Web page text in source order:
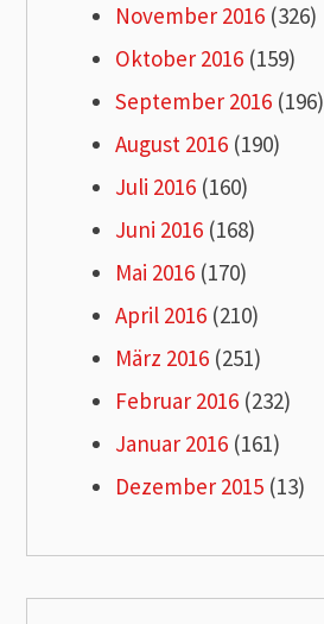
November 2016 (326)
Oktober 2016 (159)
September 2016 (196)
August 2016 (190)
Juli 2016 (160)
Juni 2016 (168)
Mai 2016 (170)
April 2016 (210)
März 2016 (251)
Februar 2016 (232)
Januar 2016 (161)
Dezember 2015 (13)